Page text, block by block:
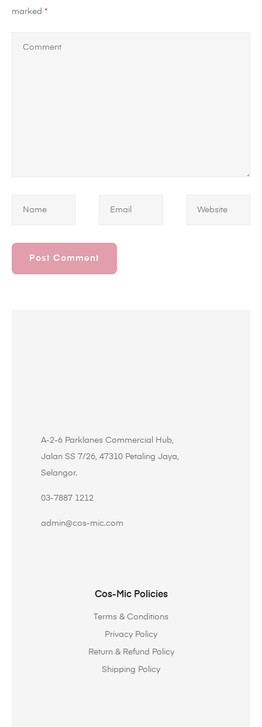
marked *
A-2-6 Parklanes Commercial Hub,
Jalan SS 7/26, 47310 Petaling Jaya,
Selangor.
‭03-7887 1212‬
admin@cos-mic.com
Cos-Mic Policies
Terms & Conditions
Privacy Policy
Return & Refund Policy
Shipping Policy